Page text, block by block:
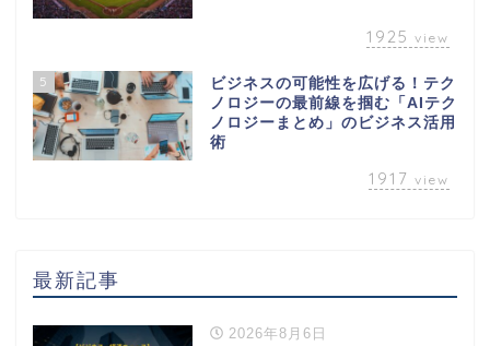
1925 view
5
ビジネスの可能性を広げる！テク
ノロジーの最前線を掴む「AIテク
ノロジーまとめ」のビジネス活用
術
1917 view
最新記事
2026年8月6日